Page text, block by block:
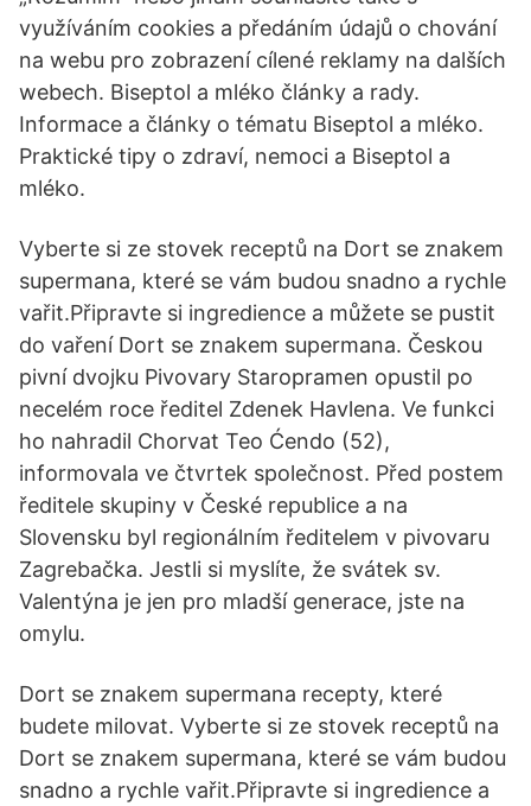
využíváním cookies a předáním údajů o chování
na webu pro zobrazení cílené reklamy na dalších
webech. Biseptol a mléko články a rady.
Informace a články o tématu Biseptol a mléko.
Praktické tipy o zdraví, nemoci a Biseptol a
mléko.
Vyberte si ze stovek receptů na Dort se znakem
supermana, které se vám budou snadno a rychle
vařit.Připravte si ingredience a můžete se pustit
do vaření Dort se znakem supermana. Českou
pivní dvojku Pivovary Staropramen opustil po
necelém roce ředitel Zdenek Havlena. Ve funkci
ho nahradil Chorvat Teo Ćendo (52),
informovala ve čtvrtek společnost. Před postem
ředitele skupiny v České republice a na
Slovensku byl regionálním ředitelem v pivovaru
Zagrebačka. Jestli si myslíte, že svátek sv.
Valentýna je jen pro mladší generace, jste na
omylu.
Dort se znakem supermana recepty, které
budete milovat. Vyberte si ze stovek receptů na
Dort se znakem supermana, které se vám budou
snadno a rychle vařit.Připravte si ingredience a